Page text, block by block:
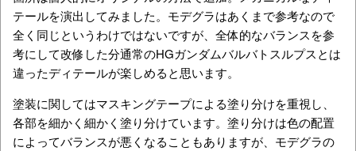
テールを演出してみました。モデグラはあくまで参考なので
全く同じというわけではないですが、全体的なバランスを参
考にして改修した分通常のHGガンダムバルバトスルプスとは
違ったディテールが楽しめると思います。
塗装に関してはマスキングテープによる塗り分けを重視し、
各部を細かく細かく塗り分けています。塗り分けは色の配置
によってバランスが悪くなることもありますが、モデグラの